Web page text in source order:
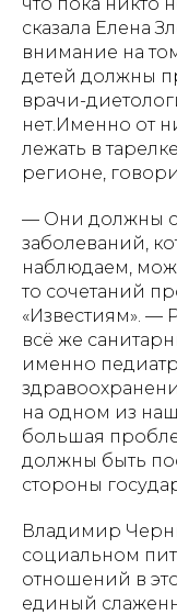
сказала Елена
внимание на
детей должны
врачи-
нет.Именно от
лежать в
регионе,
— Они должны
заболеваний,
наблюдаем,
то сочетаний
«Известиям». —
всё же
именно
на одном из
большая
должны быть
стороны
Владимир
социальном
отношений в
единый